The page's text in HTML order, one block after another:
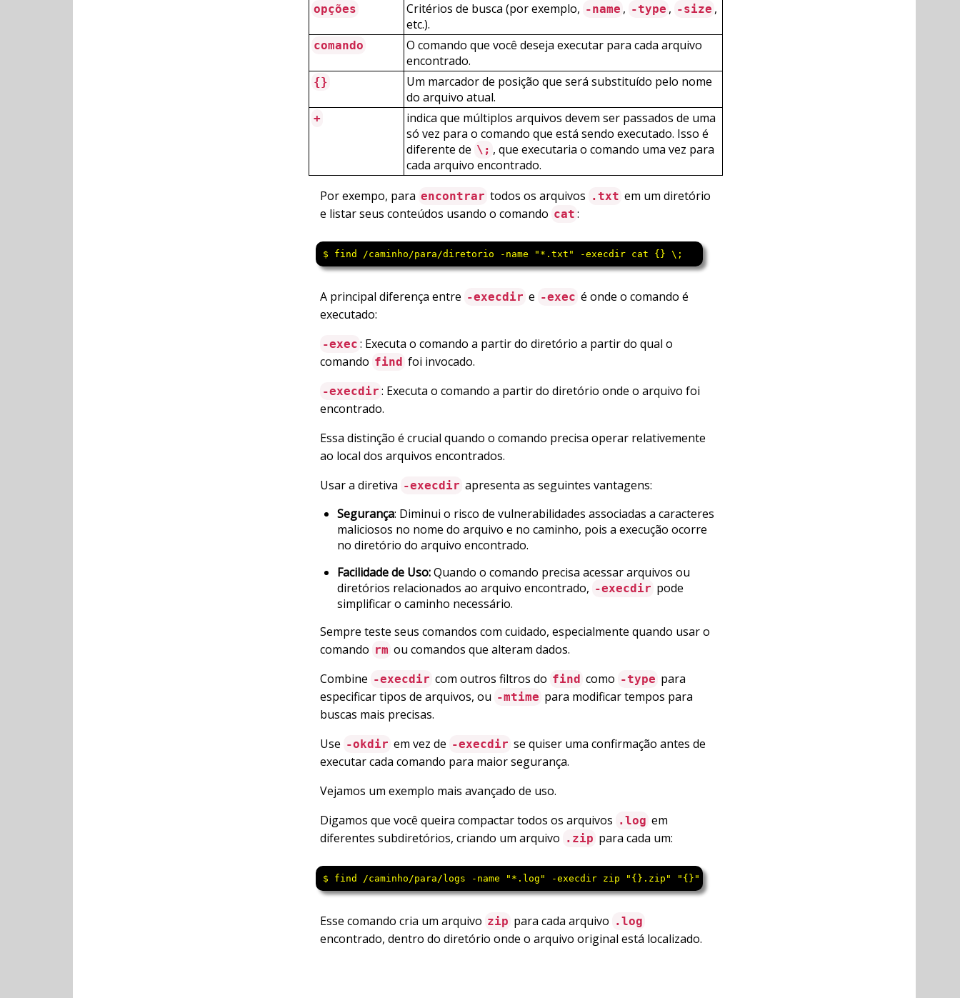
opções Critérios de busca (por exemplo, -name , -type , -size ,
etc.).
comando
O comando que você deseja executar para cada arquivo
encontrado.
{}
Um marcador de posição que será substituído pelo nome
do arquivo atual.
+
indica que múltiplos arquivos devem ser passados de uma
só vez para o comando que está sendo executado. Isso é
diferente de \; , que executaria o comando uma vez para
cada arquivo encontrado.
Por exempo, para encontrar todos os arquivos .txt em um diretório
e listar seus conteúdos usando o comando cat :
$ find /caminho/para/diretorio -name "*.txt" -execdir cat {} \;
A principal diferença entre -execdir e -exec é onde o comando é
executado:
-exec : Executa o comando a partir do diretório a partir do qual o
comando find foi invocado.
-execdir : Executa o comando a partir do diretório onde o arquivo foi
encontrado.
Essa distinção é crucial quando o comando precisa operar relativemente
ao local dos arquivos encontrados.
Usar a diretiva -execdir apresenta as seguintes vantagens:
Segurança: Diminui o risco de vulnerabilidades associadas a caracteres
maliciosos no nome do arquivo e no caminho, pois a execução ocorre
no diretório do arquivo encontrado.
Facilidade de Uso:Quando o comando precisa acessar arquivos ou
diretórios relacionados ao arquivo encontrado, -execdir pode
simplificar o caminho necessário.
Sempre teste seus comandos com cuidado, especialmente quando usar o
comando rm ou comandos que alteram dados.
Combine -execdir com outros filtros do find como -type para
especificar tipos de arquivos, ou -mtime para modificar tempos para
buscas mais precisas.
Use -okdir em vez de -execdir se quiser uma confirmação antes de
executar cada comando para maior segurança.
Vejamos um exemplo mais avançado de uso.
Digamos que você queira compactar todos os arquivos .log em
diferentes subdiretórios, criando um arquivo .zip para cada um:
$ find /caminho/para/logs -name "*.log" -execdir zip "{}.zip" "{}" \;
Esse comando cria um arquivo zip para cada arquivo .log
encontrado, dentro do diretório onde o arquivo original está localizado.